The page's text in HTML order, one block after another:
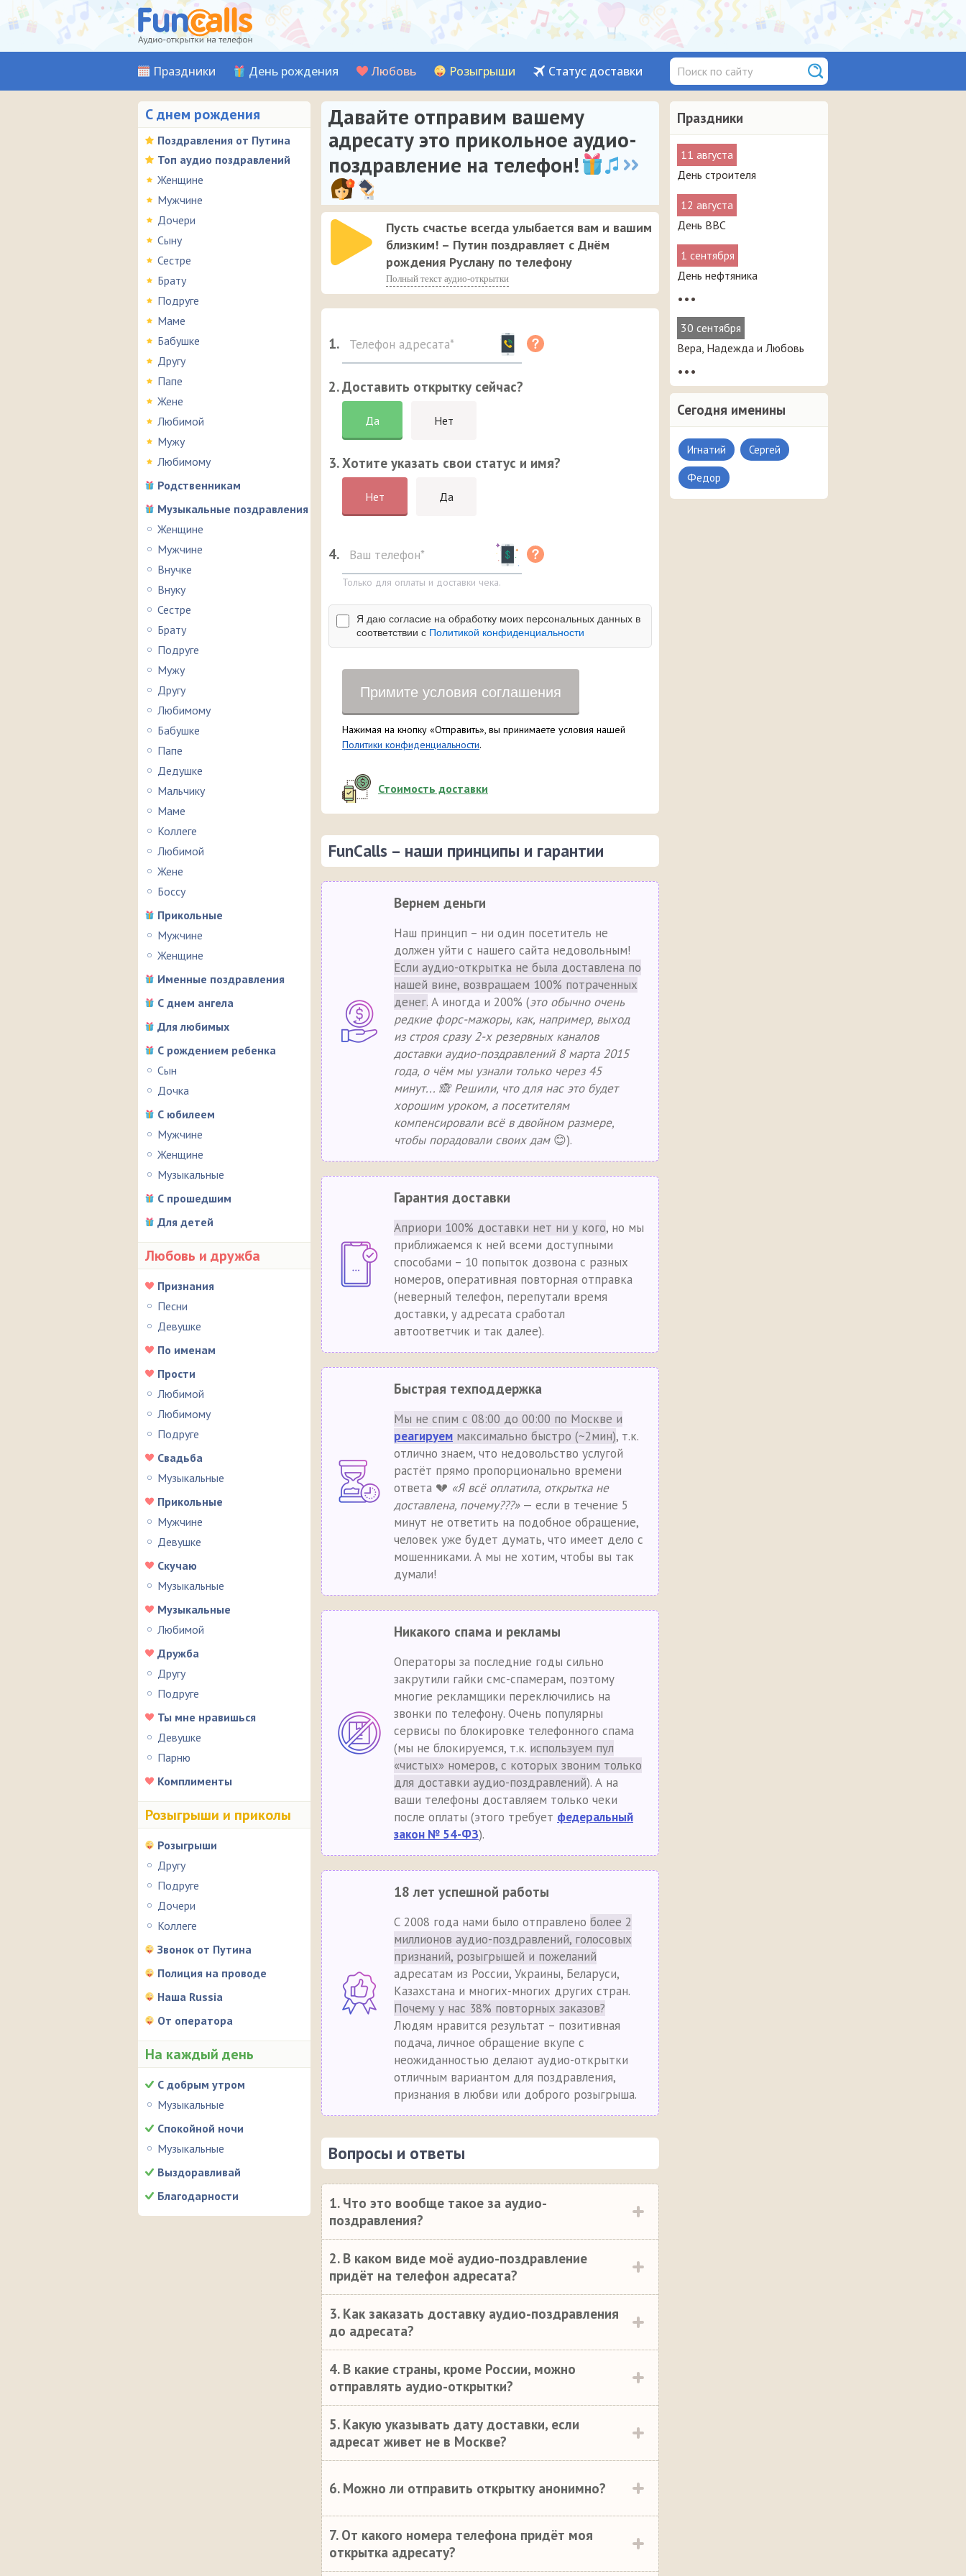
Праздники День рождения Любовь Розыгрыши Статус доставки
С днем рождения
Поздравления от Путина
Топ аудио поздравлений
Женщине
Мужчине
Дочери
Сыну
Сестре
Брату
Подруге
Маме
Бабушке
Другу
Папе
Жене
Любимой
Мужу
Любимому
Родственникам
Музыкальные поздравления
Женщине
Мужчине
Внучке
Внуку
Сестре
Брату
Подруге
Мужу
Другу
Любимому
Бабушке
Папе
Дедушке
Мальчику
Маме
Коллеге
Любимой
Жене
Боссу
Прикольные
Мужчине
Женщине
Именные поздравления
С днем ангела
Для любимых
С рождением ребенка
Сын
Дочка
С юбилеем
Мужчине
Женщине
Музыкальные
С прошедшим
Для детей
Любовь и дружба
Признания
Песни
Девушке
По именам
Прости
Любимой
Любимому
Подруге
Свадьба
Музыкальные
Прикольные
Мужчине
Девушке
Скучаю
Музыкальные
Музыкальные
Любимой
Дружба
Другу
Подруге
Ты мне нравишься
Девушке
Парню
Комплименты
Розыгрыши и приколы
Розыгрыши
Другу
Подруге
Дочери
Коллеге
Звонок от Путина
Полиция на проводе
Наша Russia
От оператора
На каждый день
С добрым утром
Музыкальные
Спокойной ночи
Музыкальные
Выздоравливай
Благодарности
Праздники
11 августа
День строителя
12 августа
День ВВС
1 сентября
День нефтяника
•••
30 сентября
Вера, Надежда и Любовь
•••
Сегодня именины
Игнатий Сергей
Федор
Давайте отправим вашему
адресату это прикольное аудио-
поздравление на телефон!
Пусть счастье всегда улыбается вам и вашим
близким! – Путин поздравляет с Днём
рождения Руслану по телефону
Полный текст аудио-открытки
1.
2. Доставить открытку сейчас?
Да Нет
3. Хотите указать свои статус и имя?
Нет Да
4.
Только для оплаты и доставки чека.
Я даю согласие на обработку моих персональных данных в
соответствии с Политикой конфиденциальности
Примите условия соглашения
Нажимая на кнопку «Отправить», вы принимаете условия нашей
Политики конфиденциальности.
Стоимость доставки
FunCalls – наши принципы и гарантии
Вернем деньги
Наш принцип – ни один посетитель не
должен уйти с нашего сайта недовольным!
Если аудио-открытка не была доставлена по
нашей вине, возвращаем 100% потраченных
денег. А иногда и 200% (это обычно очень
редкие форс-мажоры, как, например, выход
из строя сразу 2-х резервных каналов
доставки аудио-поздравлений 8 марта 2015
года, о чём мы узнали только через 45
минут... 🙈 Решили, что для нас это будет
хорошим уроком, а посетителям
компенсировали всё в двойном размере,
чтобы порадовали своих дам😊).
Гарантия доставки
Априори 100% доставки нет ни у кого, но мы
приближаемся к ней всеми доступными
способами – 10 попыток дозвона с разных
номеров, оперативная повторная отправка
(неверный телефон, перепутали время
доставки, у адресата сработал
автоответчик и так далее).
Быстрая техподдержка
Мы не спим с 08:00 до 00:00 по Москве и
реагируем максимально быстро (~2мин), т.к.
отлично знаем, что недовольство услугой
растёт прямо пропорционально времени
ответа 💔 «Я всё оплатила, открытка не
доставлена, почему???»— если в течение 5
минут не ответить на подобное обращение,
человек уже будет думать, что имеет дело с
мошенниками. А мы не хотим, чтобы вы так
думали!
Никакого спама и рекламы
Операторы за последние годы сильно
закрутили гайки смс-спамерам, поэтому
многие рекламщики переключились на
звонки по телефону. Очень популярны
сервисы по блокировке телефонного спама
(мы не блокируемся, т.к. используем пул
«чистых» номеров, с которых звоним только
для доставки аудио-поздравлений). А на
ваши телефоны доставляем только чеки
после оплаты (этого требует федеральный
закон № 54-ФЗ).
18 лет успешной работы
С 2008 года нами было отправлено более 2
миллионов аудио-поздравлений, голосовых
признаний, розыгрышей и пожеланий
адресатам из России, Украины, Беларуси,
Казахстана и многих-многих других стран.
Почему у нас 38% повторных заказов?
Людям нравится результат – позитивная
подача, личное обращение вкупе с
неожиданностью делают аудио-открытки
отличным вариантом для поздравления,
признания в любви или доброго розыгрыша.
Вопросы и ответы
1. Что это вообще такое за аудио-
поздравления?
2. В каком виде моё аудио-поздравление
придёт на телефон адресата?
3. Как заказать доставку аудио-поздравления
до адресата?
4. В какие страны, кроме России, можно
отправлять аудио-открытки?
5. Какую указывать дату доставки, если
адресат живет не в Москве?
6. Можно ли отправить открытку анонимно?
7. От какого номера телефона придёт моя
открытка адресату?